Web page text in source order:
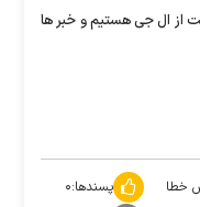
از ال جی هستیم و خبر ها
خطا پسندها:۰